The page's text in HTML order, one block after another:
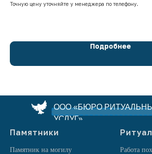
Точную цену уточняйте у менеджера по телефону.
Подробнее
ООО «БЮРО
УСЛУГ»
Памятники
Памятник на могилу Работа